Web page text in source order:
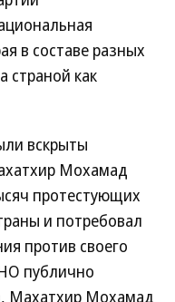
в составе разных
страной как
вскрыты
Мохамад
протестующих
и потребовал
против своего
публично
Махатхир Мохамад